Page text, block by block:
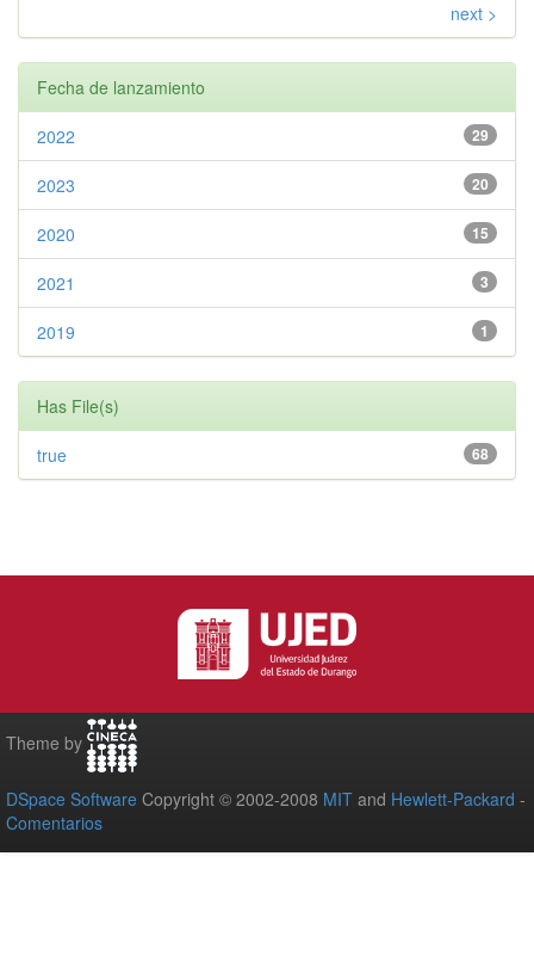
next >
Fecha de lanzamiento
29
2022
20
2023
15
2020
3
2021
1
2019
Has File(s)
68
true
Theme by
DSpace Software Copyright © 2002-2008 MIT and Hewlett-Packard -
Comentarios